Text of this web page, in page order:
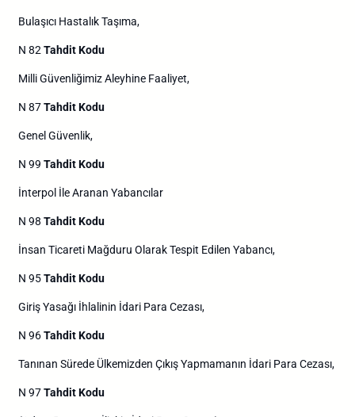
Bulaşıcı Hastalık Taşıma,
N 82 Tahdit Kodu
Milli Güvenliğimiz Aleyhine Faaliyet,
N 87Tahdit Kodu
Genel Güvenlik,
N 99 Tahdit Kodu
İnterpol İle Aranan Yabancılar
N 98 Tahdit Kodu
İnsan Ticareti Mağduru Olarak Tespit Edilen Yabancı,
N 95Tahdit Kodu
Giriş Yasağı İhlalinin İdari Para Cezası,
N 96Tahdit Kodu
Tanınan Sürede Ülkemizden Çıkış Yapmamanın İdari Para Cezası,
N 97Tahdit Kodu